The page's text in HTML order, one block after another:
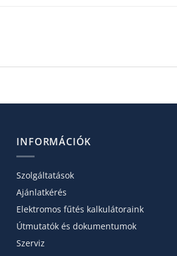
INFORMÁCIÓK
Szolgáltatások
Ajánlatkérés
Elektromos fűtés kalkulátoraink
Útmutatók és dokumentumok
Szerviz